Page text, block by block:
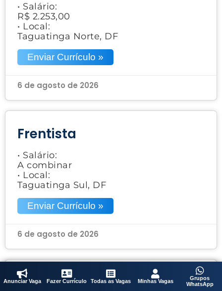
• Salário:
R$ 2.253,00
• Local:
Taguatinga Norte, DF
Enviar Currículo »
6 de agosto de 2026
Frentista
• Salário:
A combinar
• Local:
Taguatinga Sul, DF
Enviar Currículo »
6 de agosto de 2026
Vendedora
Anunciar Vaga Fazer Currículo Todas as Vagas Minhas Vagas
Grupos
WhatsApp